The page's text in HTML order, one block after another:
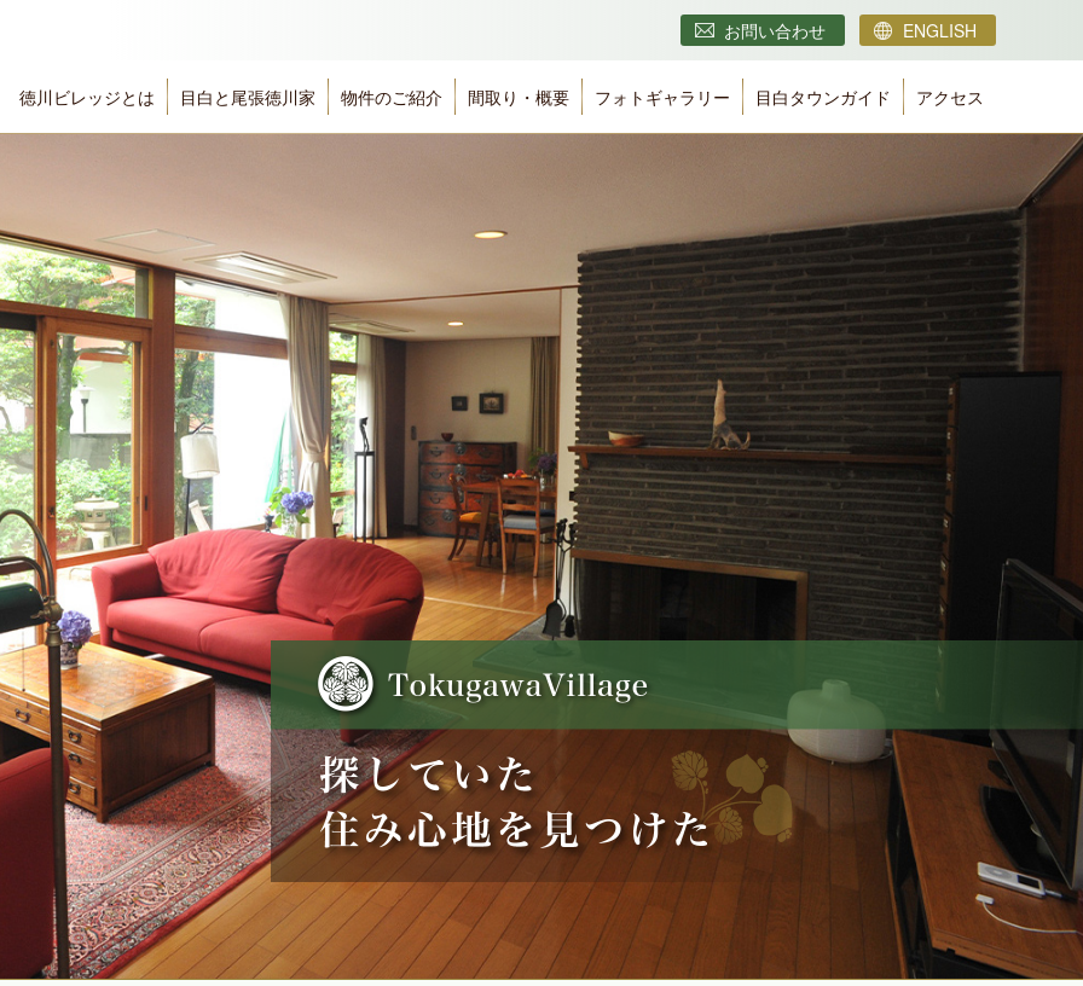
お問い合わせ ENGLISH
徳川ビレッジとは 目白と尾張徳川家 物件のご紹介 間取り・概要 フォトギャラリー 目白タウンガイド アクセス